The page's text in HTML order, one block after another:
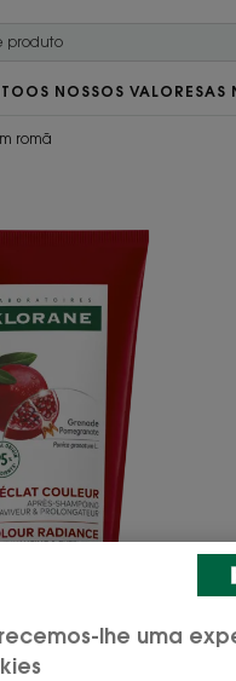
OS NOSSOS VALORESAS
romã
lhe uma